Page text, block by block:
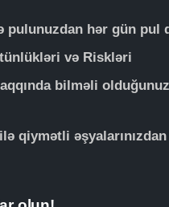
pulunuzdan hər gün pul
və Riskləri
bilməli
qiymətli əşyalarınızdan